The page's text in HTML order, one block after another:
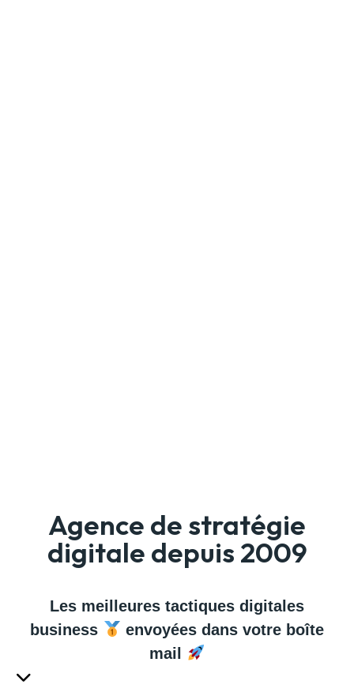
Agence de stratégie
digitale depuis 2009
Les meilleures tactiques digitales
business
envoyées dans votre boîte
mail